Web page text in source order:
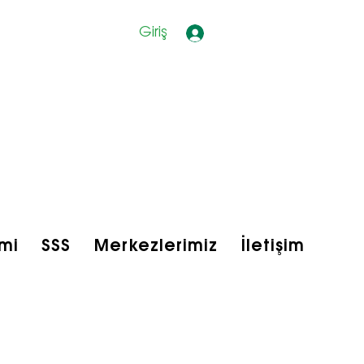
Giriş
bfit Shop
SSS Merkezlerimiz İletişim